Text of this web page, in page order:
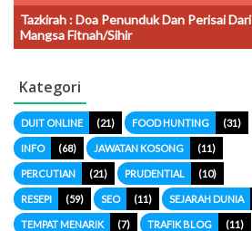
Tazkirah : Doa Penunduk Dan Perisai Dari
Mangsa Fitnah/sihir
Kategori
DUIT ONLINE (21) FOOD HUNTING (31)
INFO (68) JAWATAN KOSONG (11)
PERCUTIAN (21) PRUDENTIAL (10)
RESEPI (59) SEO (11) SEJARAH DUNIA
TEMPAT MENARIK (7) TRAFIK BLOG (11)